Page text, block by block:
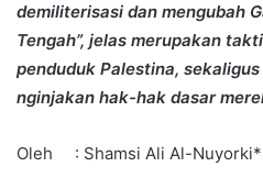
demiliterisasi dan mengubah
Tengah”, jelas merupakan
penduduk Palestina,
nginjakan hak-hak dasar
Oleh : Shamsi Ali Al-Nuyorki*